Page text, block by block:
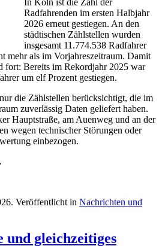
Radfahrenden im ersten Halbjahr
2026 erneut gestiegen. An den
städtischen Zählstellen wurden
insgesamt 11.774.538 Radfahrer
mehr als im Vorjahreszeitraum. Damit
fort: Bereits im Rekordjahr 2025 war
um elf Prozent gestiegen.
die Zählstellen berücksichtigt, die im
zuverlässig Daten geliefert haben.
Hauptstraße, am Auenweg und an der
wegen technischer Störungen oder
einbezogen.
. Veröffentlicht in Nachrichten und
gleichzeitiges